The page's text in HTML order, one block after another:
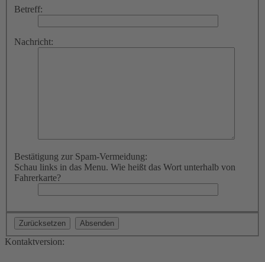
Betreff:
Nachricht:
Bestätigung zur Spam-Vermeidung:
Schau links in das Menu. Wie heißt das Wort unterhalb von
Fahrerkarte?
Kontaktversion: